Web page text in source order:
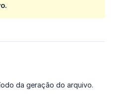
da geração do arquivo.